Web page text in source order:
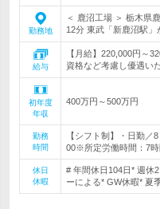
勤務地
＜ 鹿沼工場 ＞ 栃木県
12分 東武「新鹿沼駅」
給与
【月給】220,000円～
資格など考慮し優遇い
初年度
年収
400万円～500万円
勤務
時間
【シフト制】・日勤／
00※所定労働時間：7
休日
休暇
# 年間休日104日* 週休
ーによる* GW休暇* 夏